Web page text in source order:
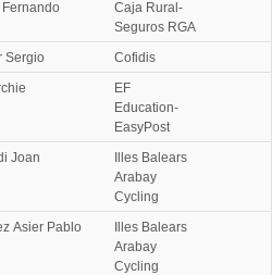
Caja Rural-
Seguros RGA
Sergio
Cofidis
EF
Education-
EasyPost
Joan
Illes Balears
Arabay
Cycling
Asier Pablo
Illes Balears
Arabay
Cycling